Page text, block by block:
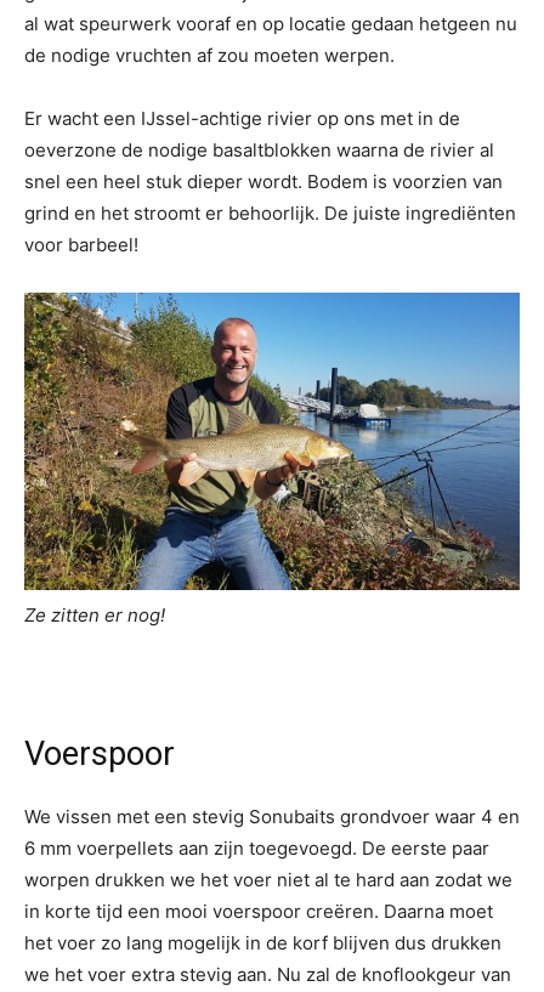
al wat speurwerk vooraf en op locatie gedaan hetgeen nu
de nodige vruchten af zou moeten werpen.
Er wacht een IJssel-achtige rivier op ons met in de
oeverzone de nodige basaltblokken waarna de rivier al
snel een heel stuk dieper wordt. Bodem is voorzien van
grind en het stroomt er behoorlijk. De juiste ingrediënten
voor barbeel!
Ze zitten er nog!
Voerspoor
We vissen met een stevig Sonubaits grondvoer waar 4 en
6 mm voerpellets aan zijn toegevoegd. De eerste paar
worpen drukken we het voer niet al te hard aan zodat we
in korte tijd een mooi voerspoor creëren. Daarna moet
het voer zo lang mogelijk in de korf blijven dus drukken
we het voer extra stevig aan. Nu zal de knoflookgeur van